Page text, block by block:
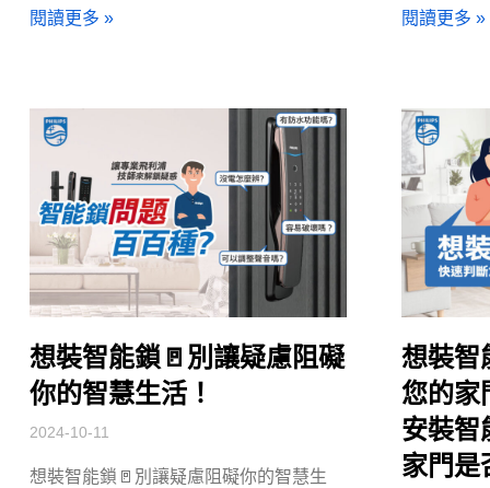
閱讀更多 » 閱讀更多 »
想裝智能鎖🚪別讓疑慮阻礙
你的智慧生活！
2024-10-11
想裝智能鎖🚪別讓疑慮阻礙你的智慧生
想裝智
您的家
安裝智
家門是